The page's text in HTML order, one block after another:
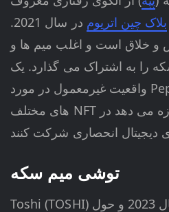
بلاک چین اتریوم
در سال 2021.
و خلاق است و اغلب میم ها و
را به اشتراک می گذارد. یک
واقعیت غیرمعمول در مورد Pepe، ادغام آن در پروژه
های مختلف NFT است که به دارندگان اجازه می دهد در
توشی میم سکه
در سال 2023 و حول